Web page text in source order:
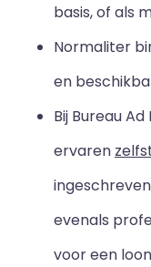
basis, of als
Normaliter
en
Bij Bureau
ervaren
evenals
voor een